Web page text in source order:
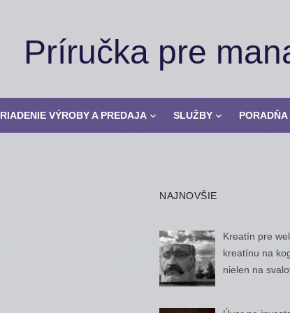
Príručka pre
RIADENIE VÝROBY A PREDAJA SLUŽBY PORADŇA
NAJNOVŠIE
Kreatín pre
kreatínu na
nielen na